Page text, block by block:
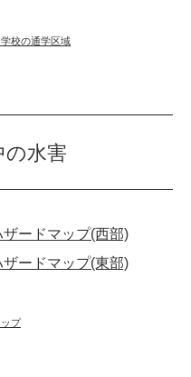
校の通学区域
の水害
ードマップ(西部)
ードマップ(東部)
プ